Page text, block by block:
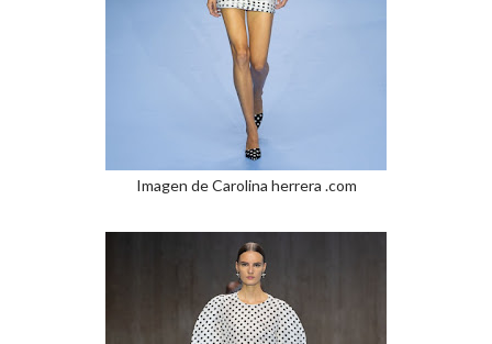
Imagen de Carolina herrera .com